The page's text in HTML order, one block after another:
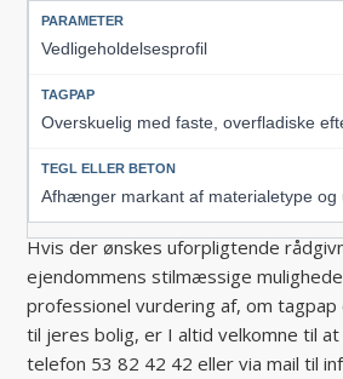
Vedligeholdelsesprofil
Overskuelig med faste, overfladiske
Afhænger markant af materialetype og
Hvis der ønskes uforpligtende
ejendommens stilmæssige
professionel vurdering af, om
til jeres bolig, er I altid velkomne til
telefon 53 82 42 42 eller via mail til